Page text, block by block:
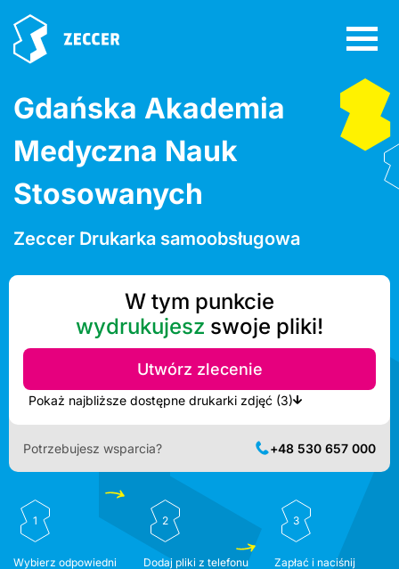
Gdańska Akademia
Medyczna Nauk
Stosowanych
Zeccer Drukarka samoobsługowa
W tym punkcie
wydrukujesz swoje pliki!
Utwórz zlecenie
Pokaż najbliższe dostępne drukarki zdjęć (3)
Potrzebujesz wsparcia? +48 530 657 000
1
Wybierz odpowiedni
2
Dodaj pliki z telefonu
3
Zapłać i naciśnij